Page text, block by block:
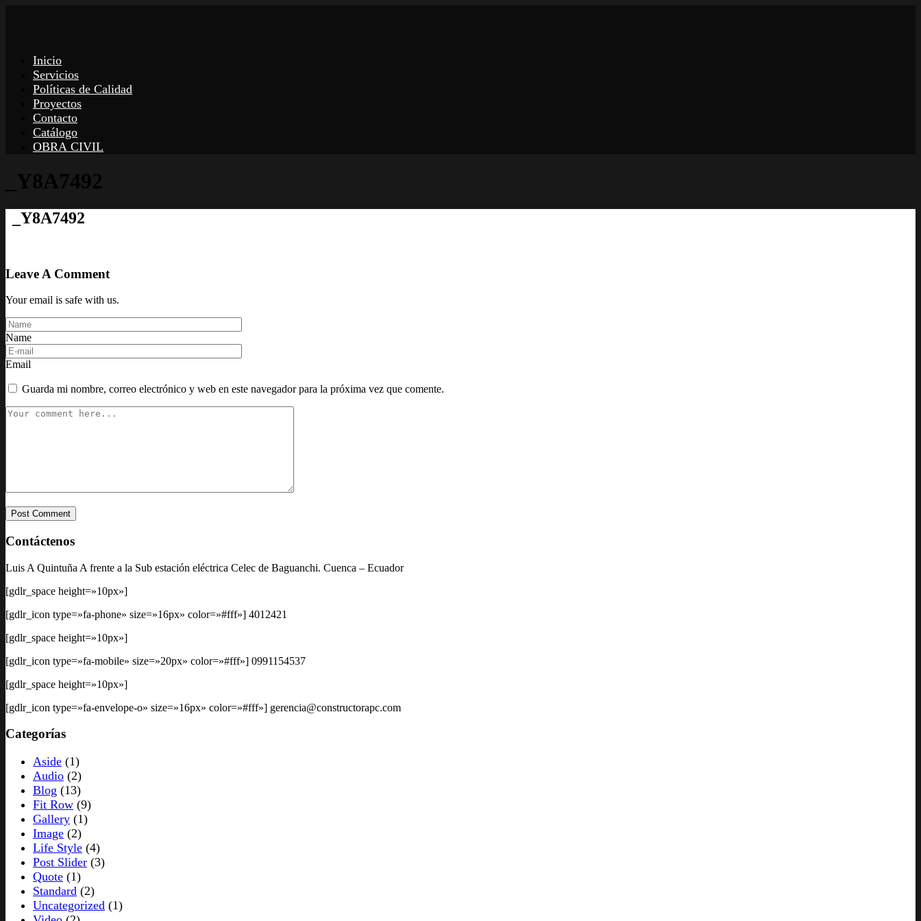
Inicio
Servicios
Políticas de Calidad
Proyectos
Contacto
Catálogo
OBRA CIVIL
_Y8A7492
_Y8A7492
Leave A Comment
Your email is safe with us.
Name
Email
Guarda mi nombre, correo electrónico y web en este navegador para la próxima vez que comente.
Contáctenos
Luis A Quintuña A frente a la Sub estación eléctrica Celec de Baguanchi. Cuenca – Ecuador
[gdlr_space height=»10px»]
[gdlr_icon type=»fa-phone» size=»16px» color=»#fff»] 4012421
[gdlr_space height=»10px»]
[gdlr_icon type=»fa-mobile» size=»20px» color=»#fff»] 0991154537
[gdlr_space height=»10px»]
[gdlr_icon type=»fa-envelope-o» size=»16px» color=»#fff»] gerencia@constructorapc.com
Categorías
Aside (1)
Audio (2)
Blog (13)
Fit Row (9)
Gallery (1)
Image (2)
Life Style (4)
Post Slider (3)
Quote (1)
Standard (2)
Uncategorized (1)